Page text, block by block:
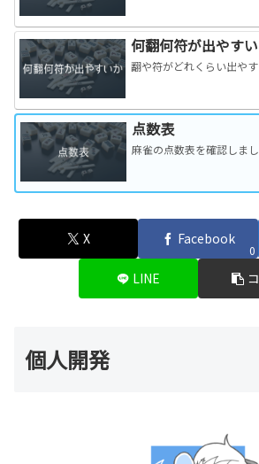
何翻何符が出やす
翻や符がどれくらい出や
点数表
麻雀の点数表を確認しま
X Facebook
0
LINE
個人開発